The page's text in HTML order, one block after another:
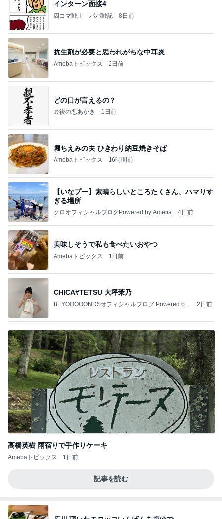
インターン面接4
四コマ戦士 パパ戦記 8日前
抗生剤が必要と思われがちな中耳炎
Amebaトピックス 2日前
どの口が言えるの？
最後の悪あがき 1日前
堀ちえみの夫 ひきわり納豆焼きそば
Amebaトピックス 16時間前
【いなプー】素晴らしいところたくさん、ハマりす
ぎる場所
クロオフィシャルブログPowered by Ameba 4日前
美味しそうで私も食べたいおやつ
Amebaトピックス 1日前
CHICA#TETSU 大坪茉乃
BEYOOOOONDSオフィシャルブログ Powered by
2日前
高橋英樹 雨宿りで手作りケーキ
Amebaトピックス 1日前
記事を読む